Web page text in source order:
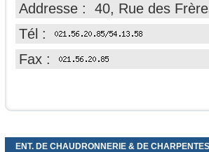
Addresse : 40, Rue des
Tél :
Fax :
ENT. DE CHAUDRONNERIE & DE CHARPENTES